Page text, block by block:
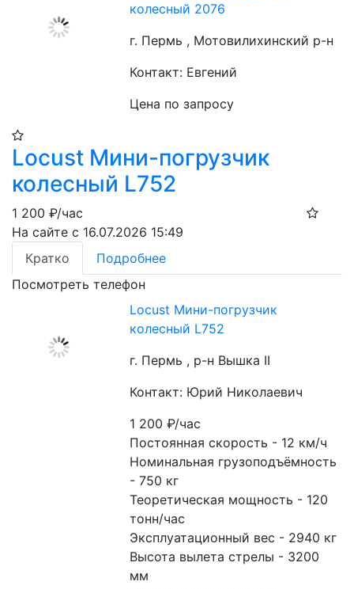
колесный 2076
г. Пермь , Мотовилихинский р-н
Контакт: Евгений
Цена по запросу
Locust Мини-погрузчик
колесный L752
1 200 ₽/час
На сайте с 16.07.2026 15:49
Кратко
Подробнее
Посмотреть телефон
Locust Мини-погрузчик
колесный L752
г. Пермь , р-н Вышка II
Контакт: Юрий Николаевич
1 200₽/час
Постоянная скорость - 12 км/ч
Номинальная грузоподъёмность
- 750 кг
Теоретическая мощность - 120
тонн/час
Эксплуатационный вес - 2940 кг
Высота вылета стрелы - 3200
мм